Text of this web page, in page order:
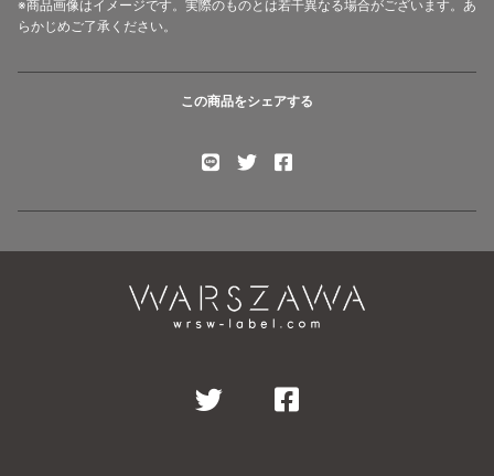
※商品画像はイメージです。実際のものとは若干異なる場合がございます。あ
らかじめご了承ください。
この商品をシェアする